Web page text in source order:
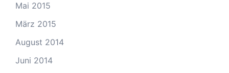
Mai 2015
März 2015
August 2014
Juni 2014